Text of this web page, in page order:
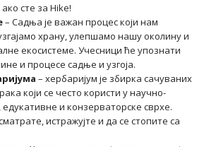
ако сте за Hike!
– Садња је важан процес који нам
храну, улепшамо нашу околину и
екосистеме. Учесници ће упознати
и процесе садње и узгоја.
– хербаријум је збирка сачуваних
који се често користи у научно-
и конзерваторске сврхе.
истражујте и да се стопите са